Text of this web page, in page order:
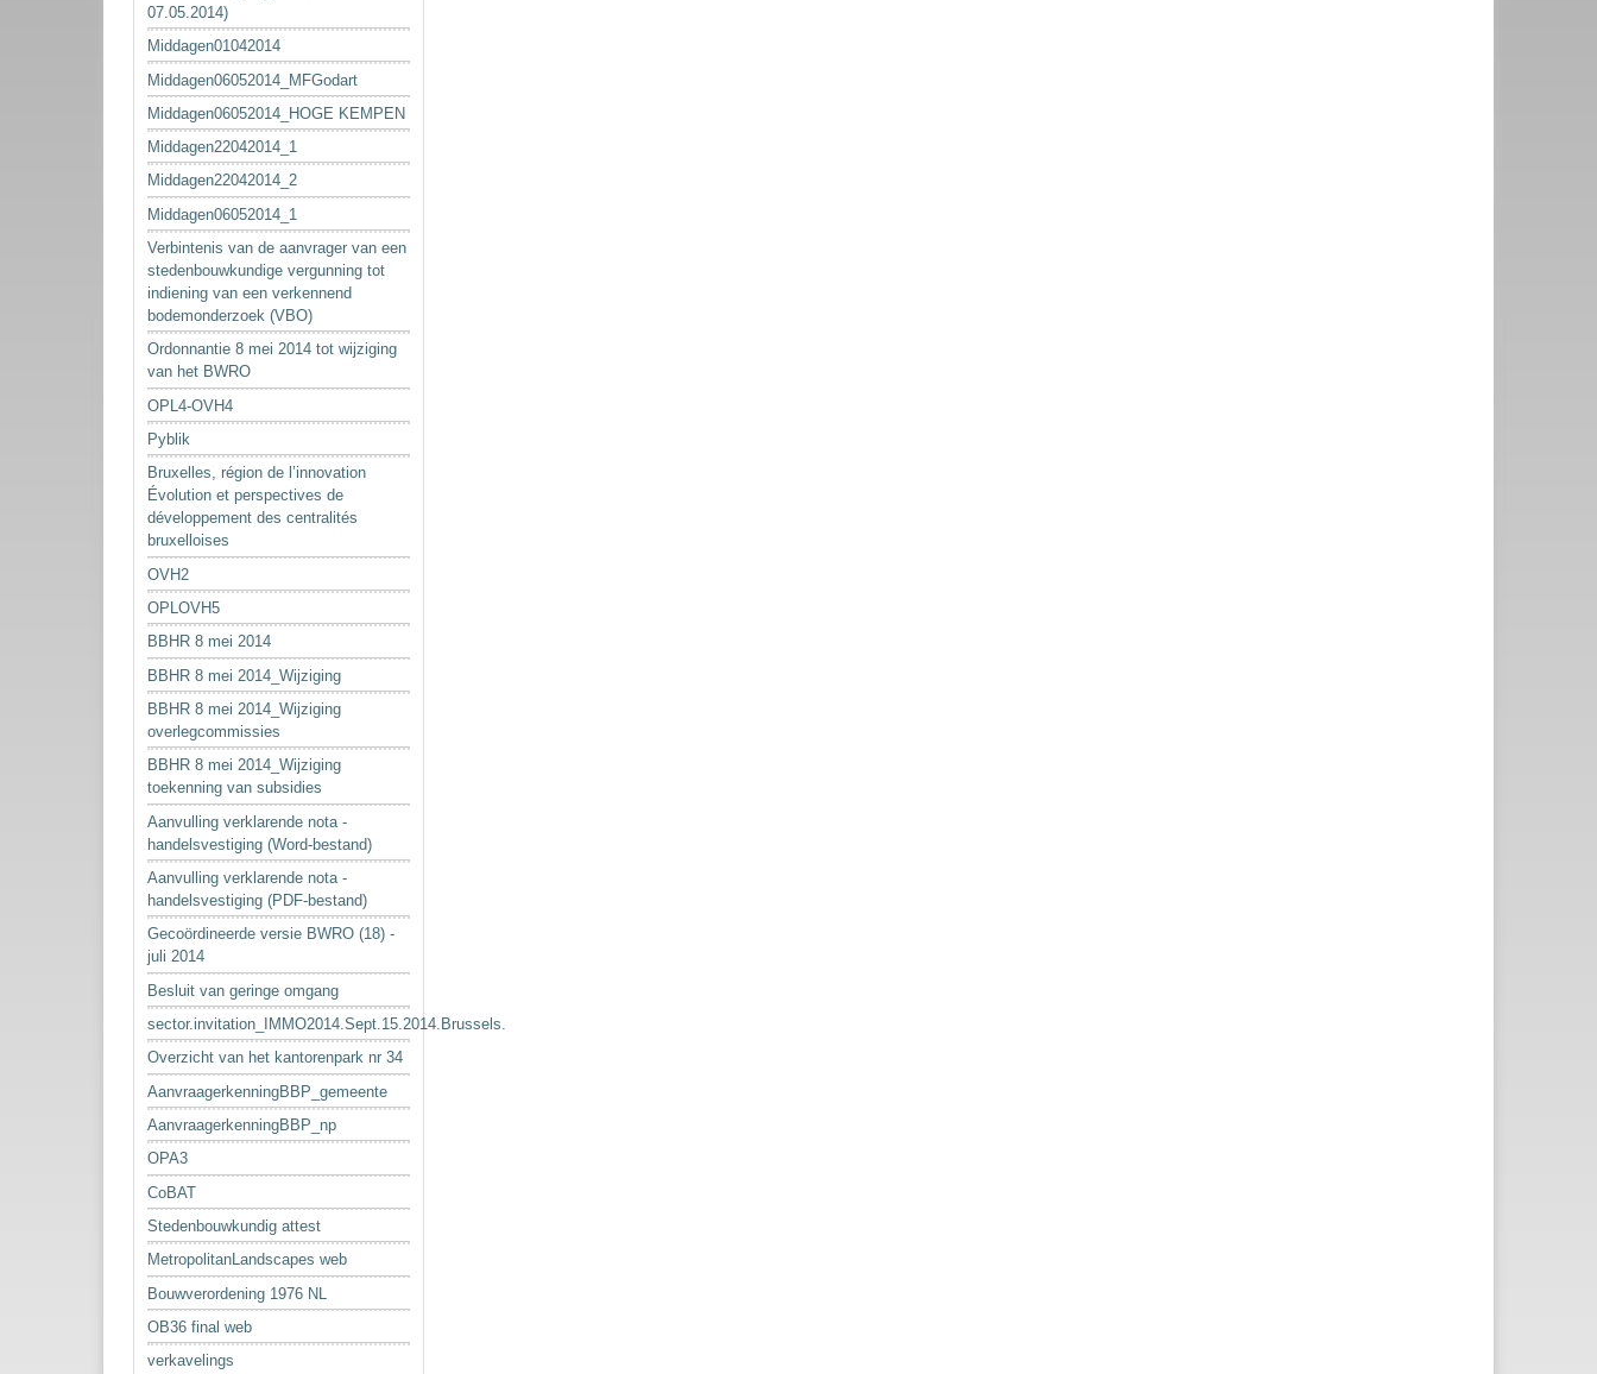
07.05.2014)
Middagen01042014
Middagen06052014_MFGodart
Middagen06052014_HOGE KEMPEN
Middagen22042014_1
Middagen22042014_2
Middagen06052014_1
Verbintenis van de aanvrager van een
stedenbouwkundige vergunning tot
indiening van een verkennend
bodemonderzoek (VBO)
Ordonnantie 8 mei 2014 tot wijziging
van het BWRO
OPL4-OVH4
Pyblik
Bruxelles, région de l’innovation
Évolution et perspectives de
développement des centralités
bruxelloises
OVH2
OPLOVH5
BBHR 8 mei 2014
BBHR 8 mei 2014_Wijziging
BBHR 8 mei 2014_Wijziging
overlegcommissies
BBHR 8 mei 2014_Wijziging
toekenning van subsidies
Aanvulling verklarende nota -
handelsvestiging (Word-bestand)
Aanvulling verklarende nota -
handelsvestiging (PDF-bestand)
Gecoördineerde versie BWRO (18) -
juli 2014
Besluit van geringe omgang
sector.invitation_IMMO2014.Sept.15.2014.Brussels.
Overzicht van het kantorenpark nr 34
AanvraagerkenningBBP_gemeente
AanvraagerkenningBBP_np
OPA3
CoBAT
Stedenbouwkundig attest
MetropolitanLandscapes web
Bouwverordening 1976 NL
OB36 final web
verkavelings